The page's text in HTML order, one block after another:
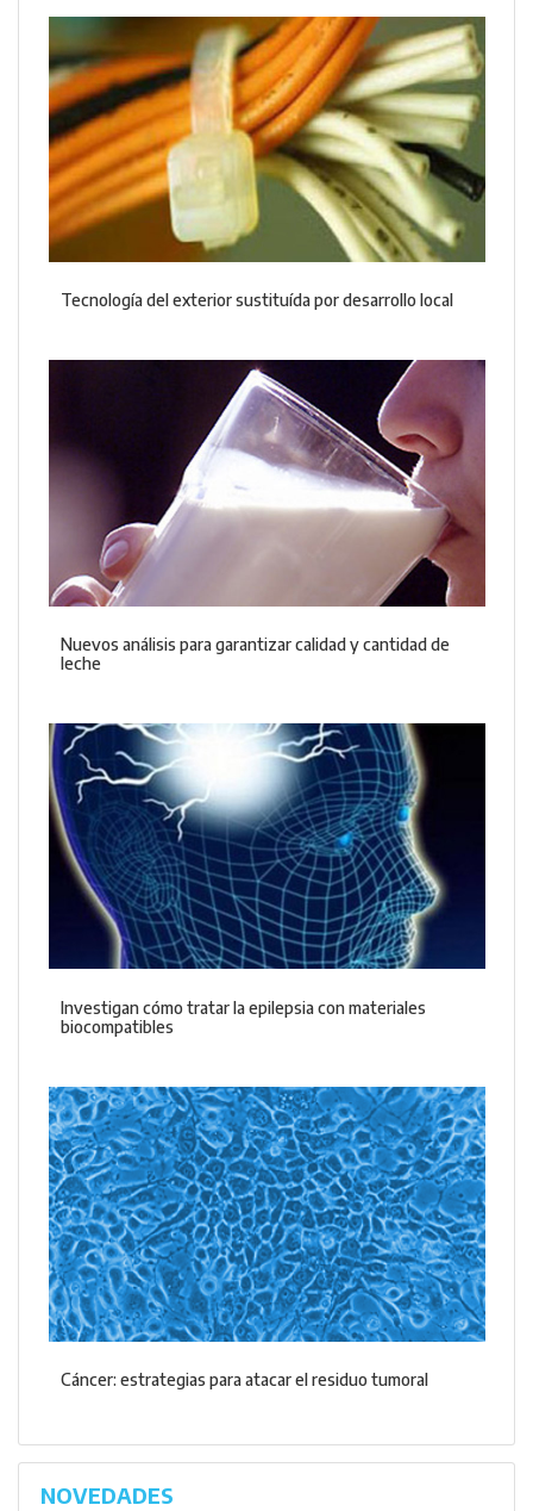
Tecnología del exterior sustituída por desarrollo local
Nuevos análisis para garantizar calidad y cantidad de
leche
Investigan cómo tratar la epilepsia con materiales
biocompatibles
Cáncer: estrategias para atacar el residuo tumoral
NOVEDADES